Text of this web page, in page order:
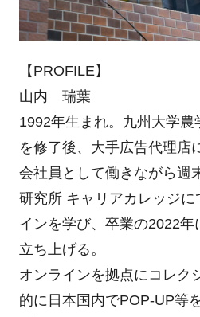
【PROFILE】
山内 瑞葉
1992年生まれ。九州大学
を修了後、大手広告代理店
会社員として働きながら週
研究所 キャリアカレッジ
インを学び、卒業の2022
立ち上げる。
オンラインを拠点にコレク
的に日本国内でPOP-UP等